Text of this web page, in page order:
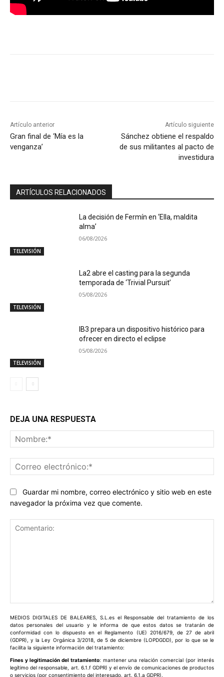
Artículo anterior
Gran final de ‘Mía es la
venganza’
Artículo siguiente
Sánchez obtiene el respaldo
de sus militantes al pacto de
investidura
ARTÍCULOS RELACIONADOS
TELEVISIÓN
La decisión de Fermín en ‘Ella, maldita
alma’
06/08/2026
TELEVISIÓN
La2 abre el casting para la segunda
temporada de ‘Trivial Pursuit’
05/08/2026
TELEVISIÓN
IB3 prepara un dispositivo histórico para
ofrecer en directo el eclipse
05/08/2026
DEJA UNA RESPUESTA
Guardar mi nombre, correo electrónico y sitio web en este
navegador la próxima vez que comente.
MEDIOS DIGITALES DE BALEARES, S.L.es el Responsable del tratamiento de los
datos personales del usuario y le informa de que estos datos se tratarán de
conformidad con lo dispuesto en el Reglamento (UE) 2016/679, de 27 de abril
(GDPR), y la Ley Orgánica 3/2018, de 5 de diciembre (LOPDGDD), por lo que se le
facilita la siguiente información del tratamiento:
Fines y legitimación del tratamiento: mantener una relación comercial (por interés
legítimo del responsable, art. 6.1.f GDPR) y el envío de comunicaciones de productos
o servicios (por consentimiento del interesado, art. 6.1.a GDPR).